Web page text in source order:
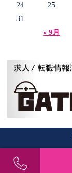
« 9月
24
25
31